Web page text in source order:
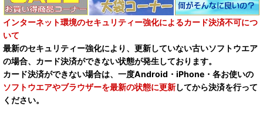
インターネット環境のセキュリティー強化によるカード決済不可につ
いて
最新のセキュリティー強化により、更新していない古いソフトウエア
の場合、カード決済ができない状態が発生しております。
カード決済ができない場合は、一度Android・iPhone・各お使いの
ソフトウエアやブラウザーを最新の状態に更新してから決済を行って
ください。